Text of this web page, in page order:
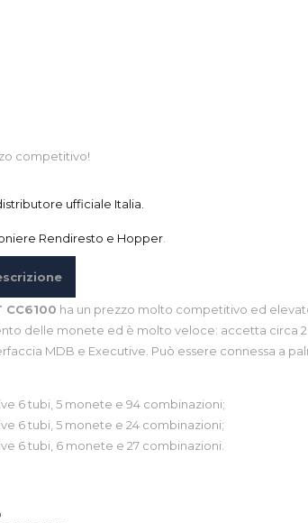
competitivo!
ufficiale Italia.
Rendiresto e Hopper
ha un prezzo molto competitivo ed
delle monete ed è molto veloce: accetta circa
MDB e Executive. Può essere connessa a
6 tubi, 5 monete e 94 combinazioni;
6 tubi, 5 monete e 24 combinazioni;
6 tubi, 6 monete e 27 combinazioni.